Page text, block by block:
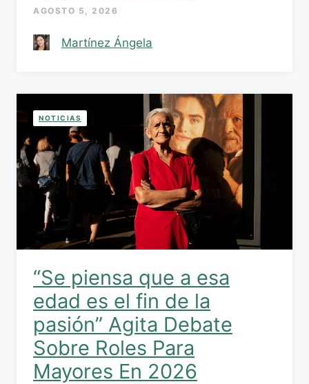
AGOSTO 5, 2026
Martínez Ángela
NOTICIAS
“Se piensa que a esa
edad es el fin de la
pasión” Agita Debate
Sobre Roles Para
Mayores En 2026